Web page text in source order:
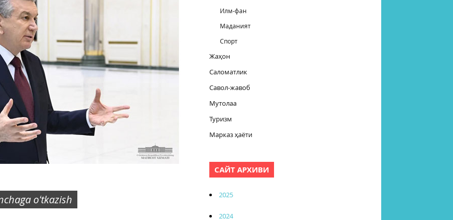
oʻtkazish
Илм-фан
Маданият
Спорт
Жаҳон
Саломатлик
Савол-жавоб
Мутолаа
Туризм
Марказ ҳаёти
САЙТ АРХИВИ
2025
2024